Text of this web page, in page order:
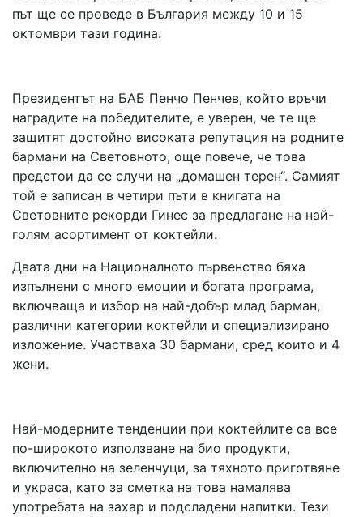
път ще се проведе в България между 10 и 15
октомври тази година.
Президентът на БАБ Пенчо Пенчев, който връчи
наградите на победителите, е уверен, че те ще
защитят достойно високата репутация на родните
бармани на Световното, още повече, че това
предстои да се случи на „домашен терен“. Самият
той е записан в четири пъти в книгата на
Световните рекорди Гинес за предлагане на най-
голям асортимент от коктейли.
Двата дни на Националното първенство бяха
изпълнени с много емоции и богата програма,
включваща и избор на най-добър млад барман,
различни категории коктейли и специализирано
изложение. Участваха 30 бармани, сред които и 4
жени.
Най-модерните тенденции при коктейлите са все
по-широкото използване на био продукти,
включително на зеленчуци, за тяхното приготвяне
и украса, като за сметка на това намалява
употребата на захар и подсладени напитки. Тези